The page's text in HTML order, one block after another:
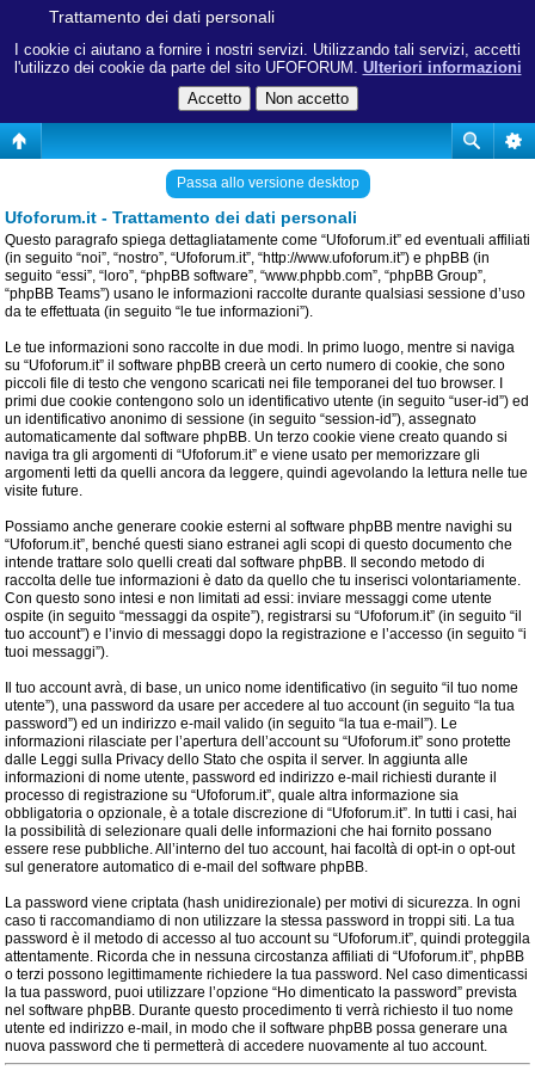
I cookie ci aiutano a fornire i nostri servizi. Utilizzando tali servizi, accetti
l'utilizzo dei cookie da parte del sito UFOFORUM. Ulteriori informazioni
Trattamento dei dati personali
Passa allo versione desktop
Ufoforum.it - Trattamento dei dati personali
Questo paragrafo spiega dettagliatamente come “Ufoforum.it” ed eventuali affiliati
(in seguito “noi”, “nostro”, “Ufoforum.it”, “http://www.ufoforum.it”) e phpBB (in
seguito “essi”, “loro”, “phpBB software”, “www.phpbb.com”, “phpBB Group”,
“phpBB Teams”) usano le informazioni raccolte durante qualsiasi sessione d’uso
da te effettuata (in seguito “le tue informazioni”).
Le tue informazioni sono raccolte in due modi. In primo luogo, mentre si naviga
su “Ufoforum.it” il software phpBB creerà un certo numero di cookie, che sono
piccoli file di testo che vengono scaricati nei file temporanei del tuo browser. I
primi due cookie contengono solo un identificativo utente (in seguito “user-id”) ed
un identificativo anonimo di sessione (in seguito “session-id”), assegnato
automaticamente dal software phpBB. Un terzo cookie viene creato quando si
naviga tra gli argomenti di “Ufoforum.it” e viene usato per memorizzare gli
argomenti letti da quelli ancora da leggere, quindi agevolando la lettura nelle tue
visite future.
Possiamo anche generare cookie esterni al software phpBB mentre navighi su
“Ufoforum.it”, benché questi siano estranei agli scopi di questo documento che
intende trattare solo quelli creati dal software phpBB. Il secondo metodo di
raccolta delle tue informazioni è dato da quello che tu inserisci volontariamente.
Con questo sono intesi e non limitati ad essi: inviare messaggi come utente
ospite (in seguito “messaggi da ospite”), registrarsi su “Ufoforum.it” (in seguito “il
tuo account”) e l’invio di messaggi dopo la registrazione e l’accesso (in seguito “i
tuoi messaggi”).
Il tuo account avrà, di base, un unico nome identificativo (in seguito “il tuo nome
utente”), una password da usare per accedere al tuo account (in seguito “la tua
password”) ed un indirizzo e-mail valido (in seguito “la tua e-mail”). Le
informazioni rilasciate per l’apertura dell’account su “Ufoforum.it” sono protette
dalle Leggi sulla Privacy dello Stato che ospita il server. In aggiunta alle
informazioni di nome utente, password ed indirizzo e-mail richiesti durante il
processo di registrazione su “Ufoforum.it”, quale altra informazione sia
obbligatoria o opzionale, è a totale discrezione di “Ufoforum.it”. In tutti i casi, hai
la possibilità di selezionare quali delle informazioni che hai fornito possano
essere rese pubbliche. All’interno del tuo account, hai facoltà di opt-in o opt-out
sul generatore automatico di e-mail del software phpBB.
La password viene criptata (hash unidirezionale) per motivi di sicurezza. In ogni
caso ti raccomandiamo di non utilizzare la stessa password in troppi siti. La tua
password è il metodo di accesso al tuo account su “Ufoforum.it”, quindi proteggila
attentamente. Ricorda che in nessuna circostanza affiliati di “Ufoforum.it”, phpBB
o terzi possono legittimamente richiedere la tua password. Nel caso dimenticassi
la tua password, puoi utilizzare l’opzione “Ho dimenticato la password” prevista
nel software phpBB. Durante questo procedimento ti verrà richiesto il tuo nome
utente ed indirizzo e-mail, in modo che il software phpBB possa generare una
nuova password che ti permetterà di accedere nuovamente al tuo account.